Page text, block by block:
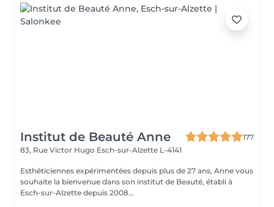
Institut de Beauté Anne
177
83, Rue Victor Hugo Esch-sur-Alzette L-4141
Esthéticiennes expérimentées depuis plus de 27 ans, Anne vous
souhaite la bienvenue dans son institut de Beauté, établi à
Esch-sur-Alzette depuis 2008...